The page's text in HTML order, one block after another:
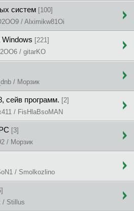
систем [100]
/ Alximikw81Oi
[221]
/ gitarKO
/ Морзик
сейв программ. [2]
/ FisHlaBsoMAN
[3]
/ Морзик
/ Smolkozlino
/ Stillus